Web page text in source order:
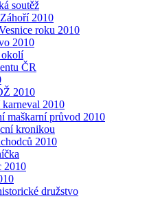
soutěž
2010
roku 2010
2010
okolí
ČR
2010
2010
maškarní průvod 2010
kronikou
2010
2010
družstvo